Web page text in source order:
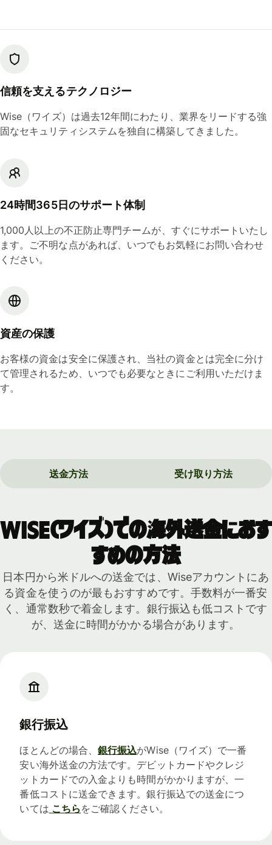
信頼を支えるテクノロジー
Wise（ワイズ）は過去12年間にわたり、業界をリードする強
固なセキュリティシステムを独自に構築してきました。
24時間365日のサポート体制
1,000人以上の不正防止専門チームが、すぐにサポートいたし
ます。ご不明な点があれば、いつでもお気軽にお問い合わせ
ください。
資産の保護
お客様の資金は安全に保護され、当社の資金とは完全に分け
て管理されるため、いつでも必要なときにご利用いただけま
す。
送金方法 受け取り方法
Wise（ワイズ）での海外送金におす
すめの方法
日本円から米ドルへの送金では、Wiseアカウントにあ
る資金を使うのが最もおすすめです。手数料が一番安
く、通常数秒で着金します。銀行振込も低コストです
が、送金に時間がかかる場合があります。
銀行振込
ほとんどの場合、銀行振込がWise（ワイズ）で一番
安い海外送金の方法です。デビットカードやクレジ
ットカードでの入金よりも時間がかかりますが、一
番低コストに送金できます。銀行振込での送金につ
いては こちら をご確認ください。